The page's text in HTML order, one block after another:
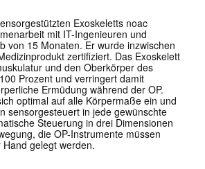
Exoskeletts noac
mit IT-Ingenieuren und
von 15 Monaten. Er wurde inzwischen
zertifiziert. Das Exoskelett
und den Oberkörper des
Prozent und verringert damit
Ermüdung während der OP.
optimal auf alle Körpermaße ein und
sensorgesteuert in jede gewünschte
Steuerung in drei Dimensionen
die OP-Instrumente müssen
gelegt werden.